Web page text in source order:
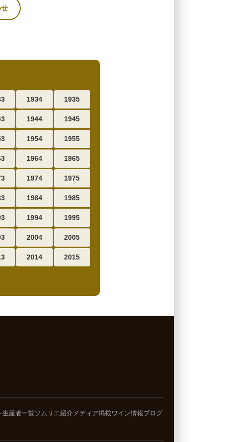
1934 1935
1944 1945
1954 1955
1964 1965
1974 1975
1984 1985
1994 1995
2004 2005
2014 2015
生産者一覧 ソムリエ紹介 メディア掲載ワイン情報ブログ